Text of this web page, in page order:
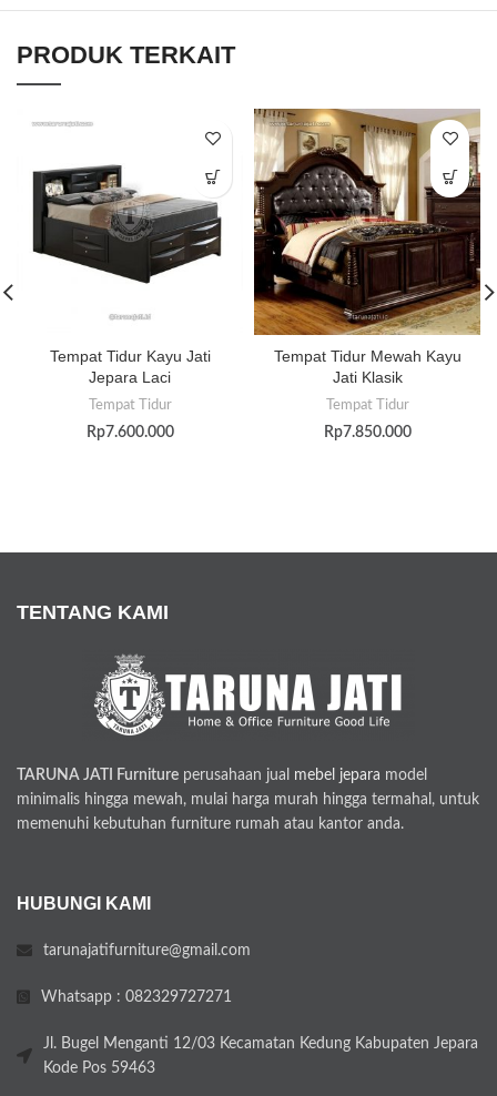
PRODUK TERKAIT
Tempat Tidur Kayu Jati
Jepara Laci
Tempat Tidur
Rp7.600.000
Tempat Tidur Mewah Kayu
Jati Klasik
Tempat Tidur
Rp7.850.000
TENTANG KAMI
TARUNA JATI Furniture perusahaan jual mebel jepara model
minimalis hingga mewah, mulai harga murah hingga termahal, untuk
memenuhi kebutuhan furniture rumah atau kantor anda.
HUBUNGI KAMI
tarunajatifurniture@gmail.com
Whatsapp : 082329727271
Jl. Bugel Menganti 12/03 Kecamatan Kedung Kabupaten Jepara
Kode Pos 59463